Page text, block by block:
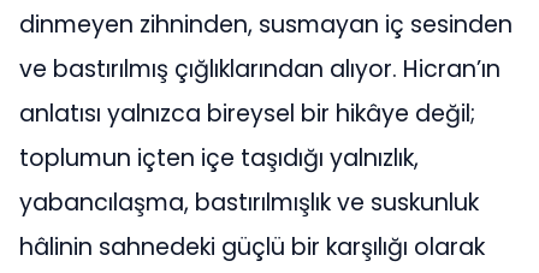
dinmeyen zihninden, susmayan iç sesinden
ve bastırılmış çığlıklarından alıyor. Hicran’ın
anlatısı yalnızca bireysel bir hikâye değil;
toplumun içten içe taşıdığı yalnızlık,
yabancılaşma, bastırılmışlık ve suskunluk
hâlinin sahnedeki güçlü bir karşılığı olarak